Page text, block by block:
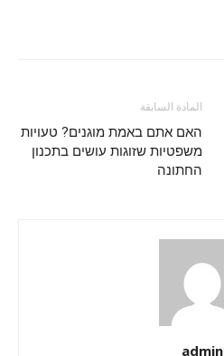
المادة السابقة
האם אתם באמת מוגנים? טעויות
משפטיות שזוגות עושים בתכנון
החתונה
admin